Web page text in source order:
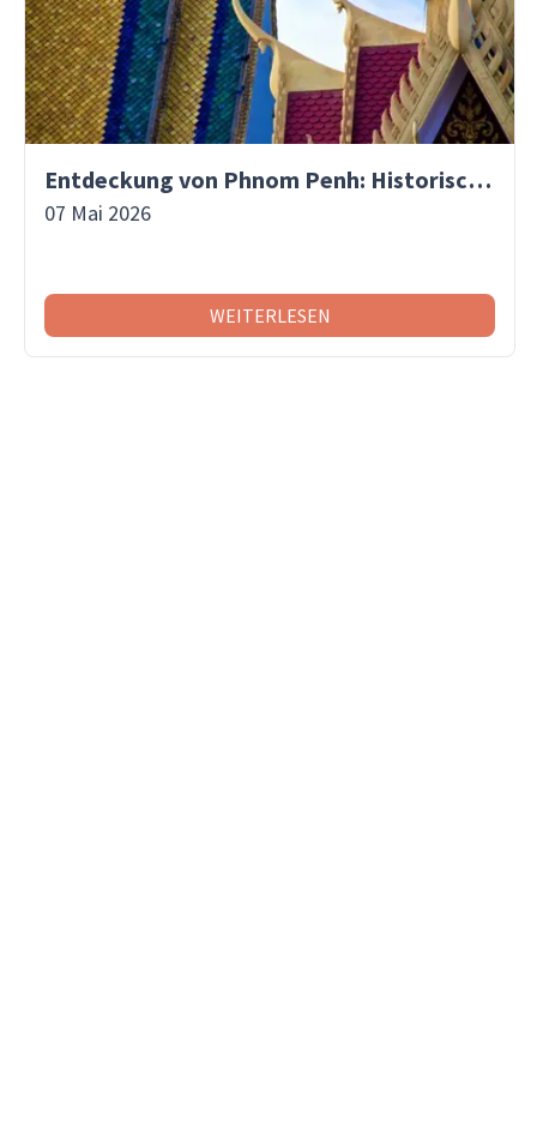
Entdeckung von Phnom Penh: Historische Stätten, Märkte und Abenteuer auf einer Insel
07 Mai 2026
WEITERLESEN